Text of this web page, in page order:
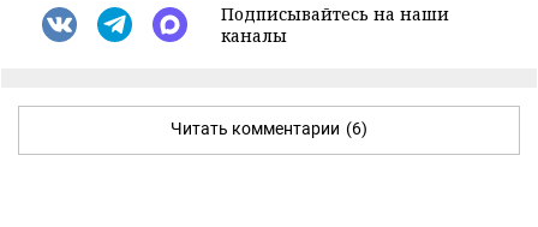
Подписывайтесь на наши
каналы
Читать комментарии (6)